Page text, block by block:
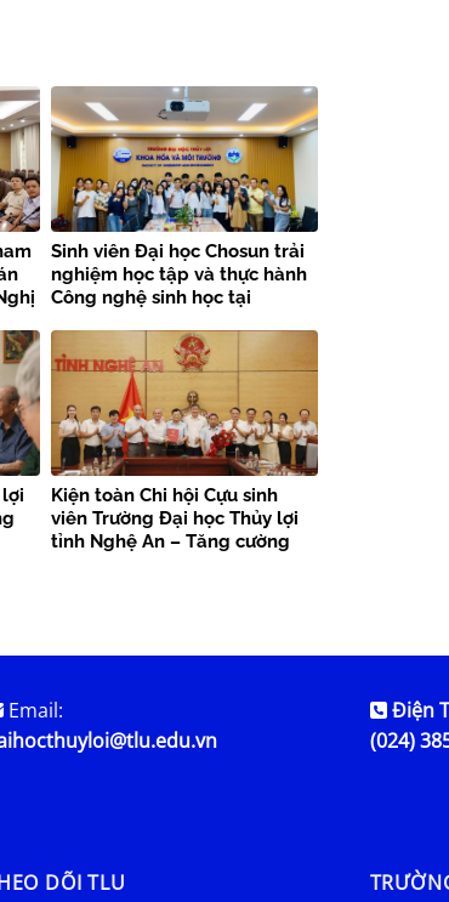
Sinh viên Đại học Chosun trải
nghiệm học tập và thực hành
Công nghệ sinh học tại
lợi
Kiện toàn Chi hội Cựu sinh
viên Trường Đại học Thủy lợi
tỉnh Nghệ An – Tăng cường
Email:
Điện
(024)
DÕI TLU